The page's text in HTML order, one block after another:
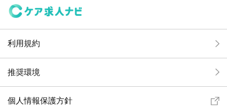
利用規約
推奨環境
個人情報保護方針